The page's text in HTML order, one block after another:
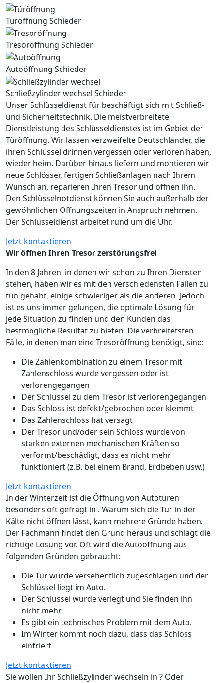
Türöffnung Schieder
Tresoröffnung Schieder
Autoöffnung Schieder
Schließzylinder wechsel Schieder
Unser Schlüsseldienst für beschäftigt sich mit Schließ-
und Sicherheitstechnik. Die meistverbreitete
Dienstleistung des Schlüsseldienstes ist im Gebiet der
Türöffnung. Wir lassen verzweifelte Deutschlander, die
ihren Schlüssel drinnen vergessen oder verloren haben,
wieder heim. Darüber hinaus liefern und montieren wir
neue Schlösser, fertigen Schließanlagen nach Ihrem
Wunsch an, reparieren Ihren Tresor und öffnen ihn.
Den Schlüsselnotdienst können Sie auch außerhalb der
gewöhnlichen Öffnungszeiten in Anspruch nehmen.
Der Schlüsseldienst arbeitet rund um die Uhr.
Jetzt kontaktieren
Wir öffnen Ihren Tresor zerstörungsfrei
In den 8 Jahren, in denen wir schon zu Ihren Diensten
stehen, haben wir es mit den verschiedensten Fällen zu
tun gehabt, einige schwieriger als die anderen. Jedoch
ist es uns immer gelungen, die optimale Lösung für
jede Situation zu finden und den Kunden das
bestmögliche Resultat zu bieten. Die verbreitetsten
Fälle, in denen man eine Tresoröffnung benötigt, sind:
Die Zahlenkombination zu einem Tresor mit
Zahlenschloss wurde vergessen oder ist
verlorengegangen
Der Schlüssel zu dem Tresor ist verlorengegangen
Das Schloss ist defekt/gebrochen oder klemmt
Das Zahlenschloss hat versagt
Der Tresor und/oder sein Schloss wurde von
starken externen mechanischen Kräften so
verformt/beschädigt, dass es nicht mehr
funktioniert (z.B. bei einem Brand, Erdbeben usw.)
Jetzt kontaktieren
In der Winterzeit ist die Öffnung von Autotüren
besonders oft gefragt in . Warum sich die Tür in der
Kälte nicht öffnen lässt, kann mehrere Gründe haben.
Der Fachmann findet den Grund heraus und schlägt die
richtige Lösung vor. Oft wird die Autoöffnung aus
folgenden Gründen gebraucht:
Die Tür wurde versehentlich zugeschlagen und der
Schlüssel liegt im Auto.
Der Schlüssel wurde verlegt und Sie finden ihn
nicht mehr.
Es gibt ein technisches Problem mit dem Auto.
Im Winter kommt noch dazu, dass das Schloss
einfriert.
Jetzt kontaktieren
Sie wollen Ihr Schließzylinder wechseln in ? Oder